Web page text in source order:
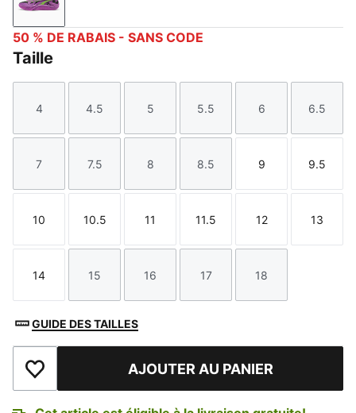
Pure Magenta-Green Glare
50 % DE RABAIS - SANS CODE
Taille
Taille
4
Taille
4.5
Taille
5
Taille
5.5
Taille
6
Taille
6.5
Taille
7
Taille
7.5
Taille
8
Taille
8.5
Taille
9
Taille
9.5
Taille
10
Taille
10.5
Taille
11
Taille
11.5
Taille
12
Taille
13
Taille
14
Taille
15
Taille
16
Taille
17
Taille
18
GUIDE DES TAILLES
Ajouter à la liste de souhaits
AJOUTER AU PANIER